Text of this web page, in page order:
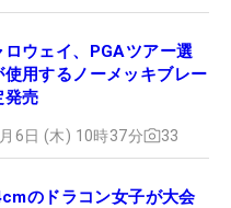
ロウェイ、PGAツアー選
使用するノーメッキブレー
発売
6日 (木) 10時37分 33
のドラコン女子が大会